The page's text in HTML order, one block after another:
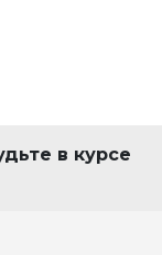
в курсе